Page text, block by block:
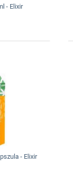
- Elixir
- Elixir